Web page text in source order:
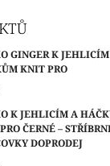
GINGER K
KNIT PRO
K JEHLICÍM A
ČERNÉ –
DOPRODEJ